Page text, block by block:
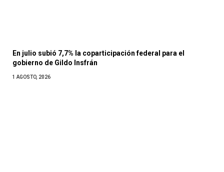
En julio subió 7,7% la coparticipación federal para el
gobierno de Gildo Insfrán
1 AGOSTO, 2026